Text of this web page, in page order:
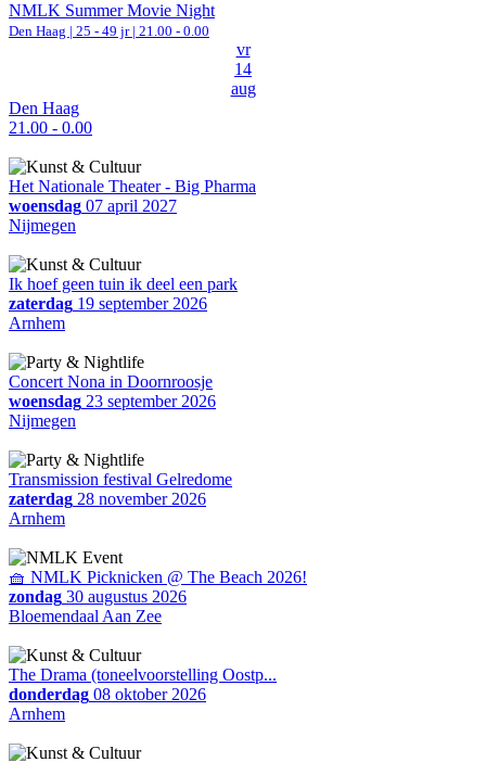
NMLK Summer Movie Night
Den Haag | 25 - 49 jr | 21.00 - 0.00
vr
14
aug
Den Haag
21.00 - 0.00
Het Nationale Theater - Big Pharma
woensdag 07 april 2027
Nijmegen
Ik hoef geen tuin ik deel een park
zaterdag 19 september 2026
Arnhem
Concert Nona in Doornroosje
woensdag 23 september 2026
Nijmegen
Transmission festival Gelredome
zaterdag 28 november 2026
Arnhem
🧺 NMLK Picknicken @ The Beach 2026!
zondag 30 augustus 2026
Bloemendaal Aan Zee
The Drama (toneelvoorstelling Oostp...
donderdag 08 oktober 2026
Arnhem